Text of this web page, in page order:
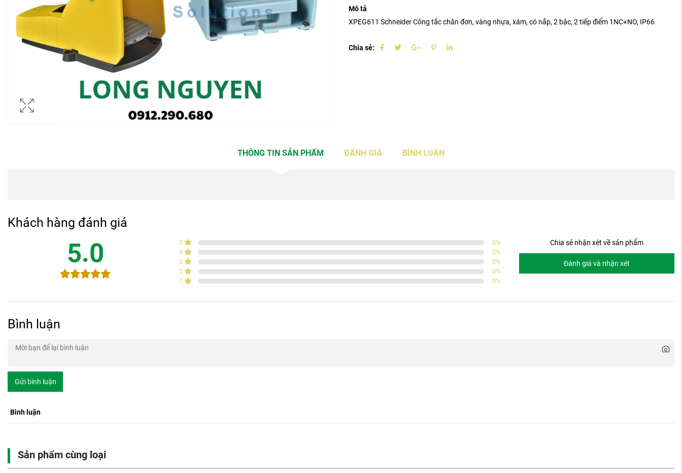
Mô tả
XPEG611 Schneider Công tắc chân đơn, vàng nhựa, xám, có nắp, 2 bậc, 2 tiếp điểm 1NC+NO, IP66
Chia sẻ:
THÔNG TIN SẢN PHẨM ĐÁNH GIÁ BÌNH LUẬN
Khách hàng đánh giá
5.0 5 0%
4
0%
3
0%
2
0%
1
0%
Chia sẻ nhận xét về sản phẩm
Đánh giá và nhận xét
Bình luận
Gửi bình luận
Bình luận
Sản phẩm cùng loại